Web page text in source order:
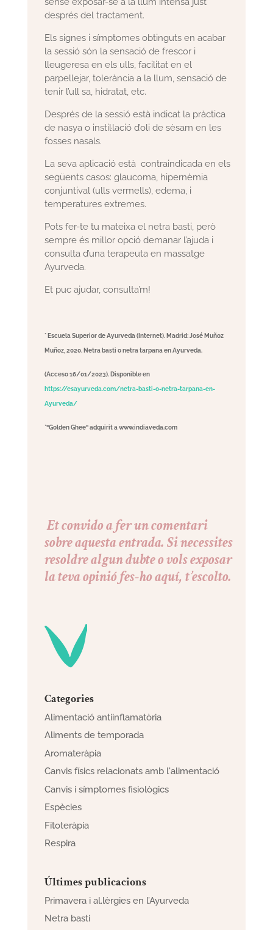
després del tractament.
Els signes i símptomes obtinguts en acabar
la sessió són la sensació de frescor i
lleugeresa en els ulls, facilitat en el
parpellejar, tolerància a la llum, sensació de
tenir l’ull sa, hidratat, etc.
Després de la sessió està indicat la pràctica
de nasya o instil·lació d’oli de sèsam en les
fosses nasals.
La seva aplicació està contraindicada en els
següents casos: glaucoma, hipernèmia
conjuntival (ulls vermells), edema, i
temperatures extremes.
Pots fer-te tu mateixa el netra basti, però
sempre és millor opció demanar l’ajuda i
consulta d’una terapeuta en massatge
Ayurveda.
Et puc ajudar, consulta’m!
* Escuela Superior de Ayurveda (Internet). Madrid: José Muñoz
Muñoz, 2020. Netra basti o netra tarpana en Ayurveda.
(Acceso 16/01/2023). Disponible en
https://esayurveda.com/netra-basti-o-netra-tarpana-en-
Ayurveda/
*”Golden Ghee” adquirit a www.indiaveda.com
Et convido a fer un comentari
sobre aquesta entrada. Si necessites
resoldre algun dubte o vols exposar
la teva opinió fes-ho aquí, t’escolto.
Categories
Alimentació antiinflamatòria
Aliments de temporada
Aromateràpia
Canvis físics relacionats amb l'alimentació
Canvis i símptomes fisiològics
Espècies
Fitoteràpia
Respira
Últimes publicacions
Primavera i al.lèrgies en l’Ayurveda
Netra basti